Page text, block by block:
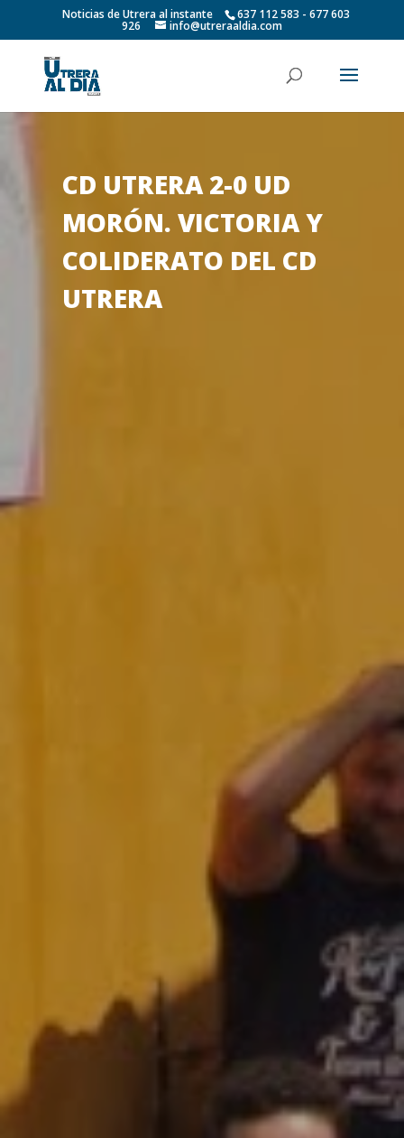
Noticias de Utrera al instante 637 112 583 - 677 603
926 info@utreraaldia.com
CD UTRERA 2-0 UD
MORÓN. VICTORIA Y
COLIDERATO DEL CD
UTRERA